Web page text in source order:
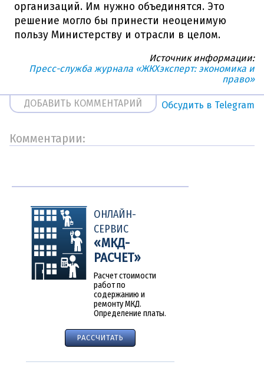
организаций. Им нужно объединятся. Это
решение могло бы принести неоценимую
пользу Министерству и отрасли в целом.
Источник информации:
Пресс-служба журнала «ЖКХэксперт: экономика и
право»
ДОБАВИТЬ КОММЕНТАРИЙ Обсудить в Telegram
Комментарии:
новости
ОНЛАЙН-
СЕРВИС
«МКД-
РАСЧЕТ»
Расчет стоимости
работ по
содержанию и
ремонту МКД.
Определение платы.
РАССЧИТАТЬ